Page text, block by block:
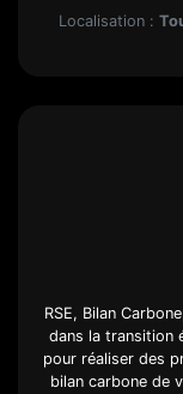
Localisation :
RSE, Bilan
dans la transition
pour réaliser des
bilan carbone de